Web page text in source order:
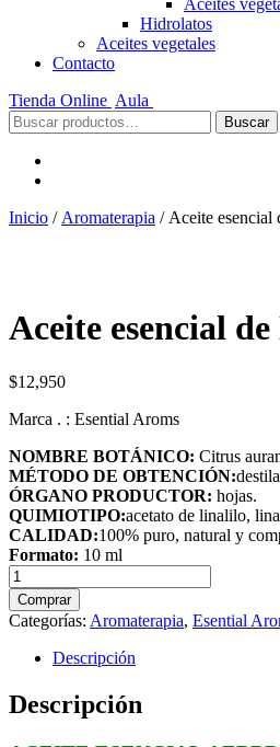
Aceites
Hidrolatos
Aceites vegetales
Contacto
Tienda Online Aula
Buscar
por:
Buscar
Inicio / Aromaterapia / Aceite esencial
Aceite esencial
$12,950
Marca . : Esential Aroms
NOMBRE BOTÁNICO: Citrus
MÉTODO DE OBTENCIÓN:
ÓRGANO PRODUCTOR: hojas.
QUIMIOTIPO:acetato de linalilo,
CALIDAD:100% puro, natural y
Formato: 10 ml
Aceite
esencial
de
Naranjo
Amargo
(PGB)
cantidad
Comprar
Categorías: Aromaterapia, Esential
Descripción
Descripción